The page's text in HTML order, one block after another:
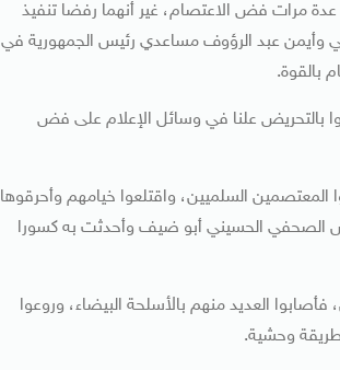
عدة مرات فض الاعتصام، غير أنهما رفضا تنفيذ
وأيمن عبد الرؤوف مساعدي رئيس الجمهورية في
بالقوة.
بالتحريض علنا في وسائل الإعلام على فض
السلميين، واقتلعوا خيامهم وأحرقوها
الصحفي الحسيني أبو ضيف وأحدثت به كسورا
العديد منهم بالأسلحة البيضاء، وروعوا